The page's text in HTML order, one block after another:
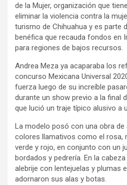
de la Mujer, organización que
eliminar la violencia contra la
turismo de Chihuahua y es parte
benéfica que recauda fondos en
para regiones de bajos recursos.
Andrea Meza ya acaparaba los
concurso Mexicana Universal
fuerza luego de su increíble
durante un show previo a la final
que lució un traje típico alusivo a
La modelo posó con una obra
colores llamativos como el rosa,
verde y rojo, en conjunto con un
bordados y pedrería. En la
alebrije con lentejuelas y plumas
adornaron sus alas y botas.